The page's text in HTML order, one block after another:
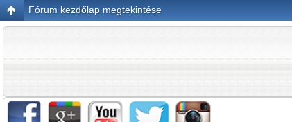
Fórum kezdőlap megtekintése